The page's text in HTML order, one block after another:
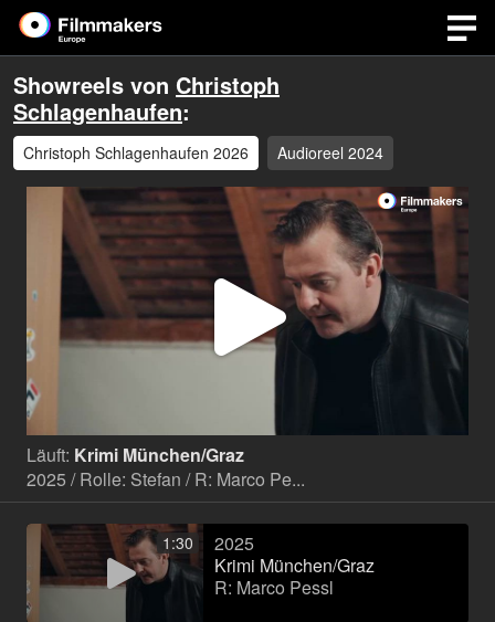
Showreels von Christoph
Schlagenhaufen:
Christoph Schlagenhaufen 2026 Audioreel 2024
Video
Läuft: Krimi München/Graz
2025 / Rolle: Stefan / R: Marco Pe...
1:30
2025
Krimi München/Graz
R: Marco Pessl